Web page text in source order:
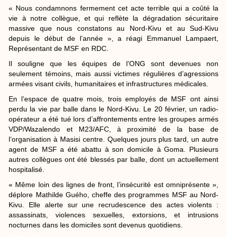
« Nous condamnons fermement cet acte terrible qui a coûté la
vie à notre collègue, et qui reflète la dégradation sécuritaire
massive que nous constatons au Nord-Kivu et au Sud-Kivu
depuis le début de l’année », a réagi Emmanuel Lampaert,
Représentant de MSF en RDC.
Il souligne que les équipes de l’ONG sont devenues non
seulement témoins, mais aussi victimes régulières d’agressions
armées visant civils, humanitaires et infrastructures médicales.
En l’espace de quatre mois, trois employés de MSF ont ainsi
perdu la vie par balle dans le Nord-Kivu. Le 20 février, un radio-
opérateur a été tué lors d’affrontements entre les groupes armés
VDP/Wazalendo et M23/AFC, à proximité de la base de
l’organisation à Masisi centre. Quelques jours plus tard, un autre
agent de MSF a été abattu à son domicile à Goma. Plusieurs
autres collègues ont été blessés par balle, dont un actuellement
hospitalisé.
« Même loin des lignes de front, l’insécurité est omniprésente »,
déplore Mathilde Guého, cheffe des programmes MSF au Nord-
Kivu. Elle alerte sur une recrudescence des actes violents :
assassinats, violences sexuelles, extorsions, et intrusions
nocturnes dans les domiciles sont devenus quotidiens.